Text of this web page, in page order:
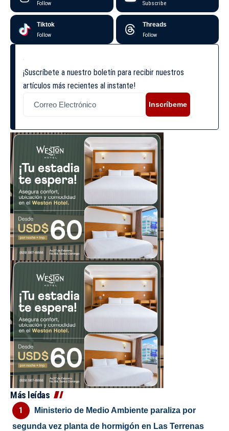
Follow Subscribe
Tiktok
Follow
Threads
Follow
¡Suscríbete a nuestro boletín para recibir nuestros
artículos más recientes al instante!
Inscríbeme
Más leídas
Ministerio de Medio Ambiente paraliza por
segunda vez planta de hormigón en Las Terrenas